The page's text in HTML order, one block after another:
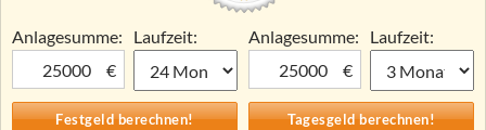
Anlagesumme:
€
Laufzeit:
Anlagesumme:
€
Laufzeit: